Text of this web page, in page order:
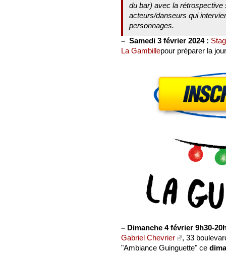
du bar) avec la
acteurs/danseurs qui
personnages.
– Samedi 3 février 2024 :
La Gambillepour préparer la
– Dimanche 4 février 9h30-
Gabriel Chevrier
, 33
"Ambiance Guinguette" ce